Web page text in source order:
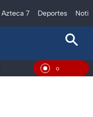
Azteca 7 Deportes
En Vivo